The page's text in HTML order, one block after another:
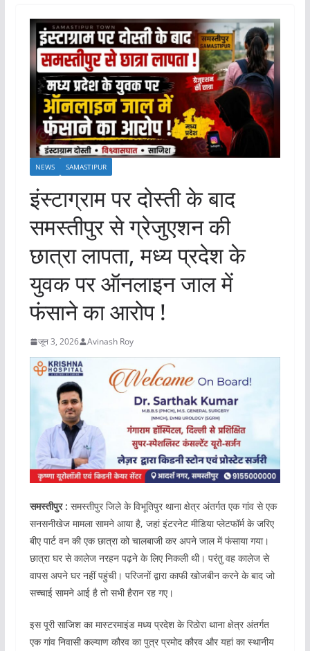
NEWS SAMASTIPUR
इंस्टाग्राम पर दोस्ती के बाद
समस्तीपुर से ग्रेजुएशन की
छात्रा लापता, मध्य प्रदेश के
युवक पर ऑनलाइन जाल में
फंसाने का आरोप !
जून 3, 2026 Avinash Roy
समस्तीपुर : समस्तीपुर जिले के विभूतिपुर थाना क्षेत्र अंतर्गत एक गांव से एक
सनसनीखेज मामला सामने आया है, जहां इंटरनेट मीडिया प्लेटफॉर्म के जरिए
बीए पार्ट वन की एक छात्रा को चालबाजी कर अपने जाल में फंसाया गया।
छात्रा घर से कालेज नरहन पढ़ने के लिए निकली थी। परंतु वह कालेज से
वापस अपने घर नहीं पहुंची। परिजनों द्वारा काफी खोजबीन करने के बाद जो
सच्चाई सामने आई है तो सभी हैरान रह गए।
इस पूरी साजिश का मास्टरमाइंड मध्य प्रदेश के रिठोरा थाना क्षेत्र अंतर्गत
एक गांव निवासी कल्याण कौरव का पुत्र प्रमोद कौरव और यहां का स्थानीय